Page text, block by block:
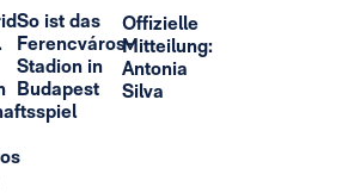
So ist das
Ferencváros-
Stadion in
Budapest
Offizielle
Mitteilung:
Antonia
Silva